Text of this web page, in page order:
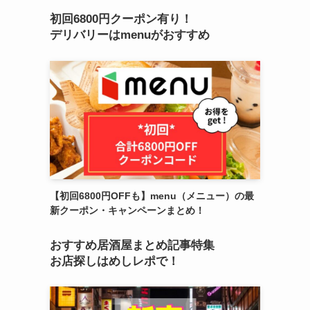
初回6800円クーポン有り！
デリバリーはmenuがおすすめ
【初回6800円OFFも】menu（メニュー）の最
新クーポン・キャンペーンまとめ！
おすすめ居酒屋まとめ記事特集
お店探しはめしレポで！